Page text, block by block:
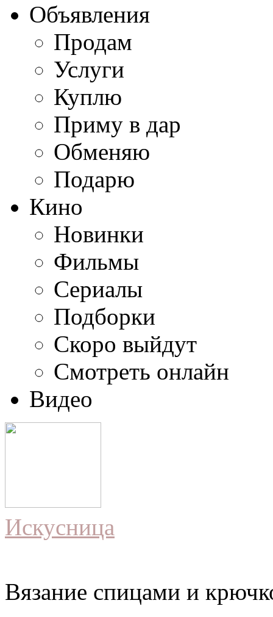
Объявления
Продам
Услуги
Куплю
Приму в дар
Обменяю
Подарю
Кино
Новинки
Фильмы
Сериалы
Подборки
Скоро выйдут
Смотреть онлайн
Видео
Искусница
Вязание спицами и